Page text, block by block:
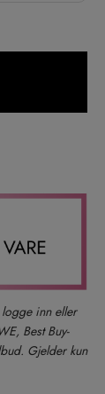
inn eller
Best Buy-
Gjelder kun